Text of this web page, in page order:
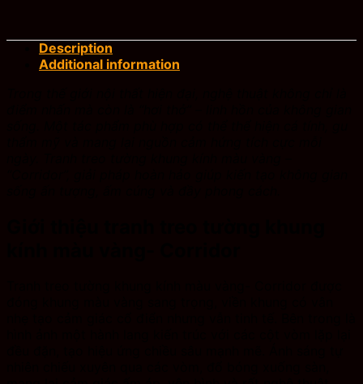
Description
Additional information